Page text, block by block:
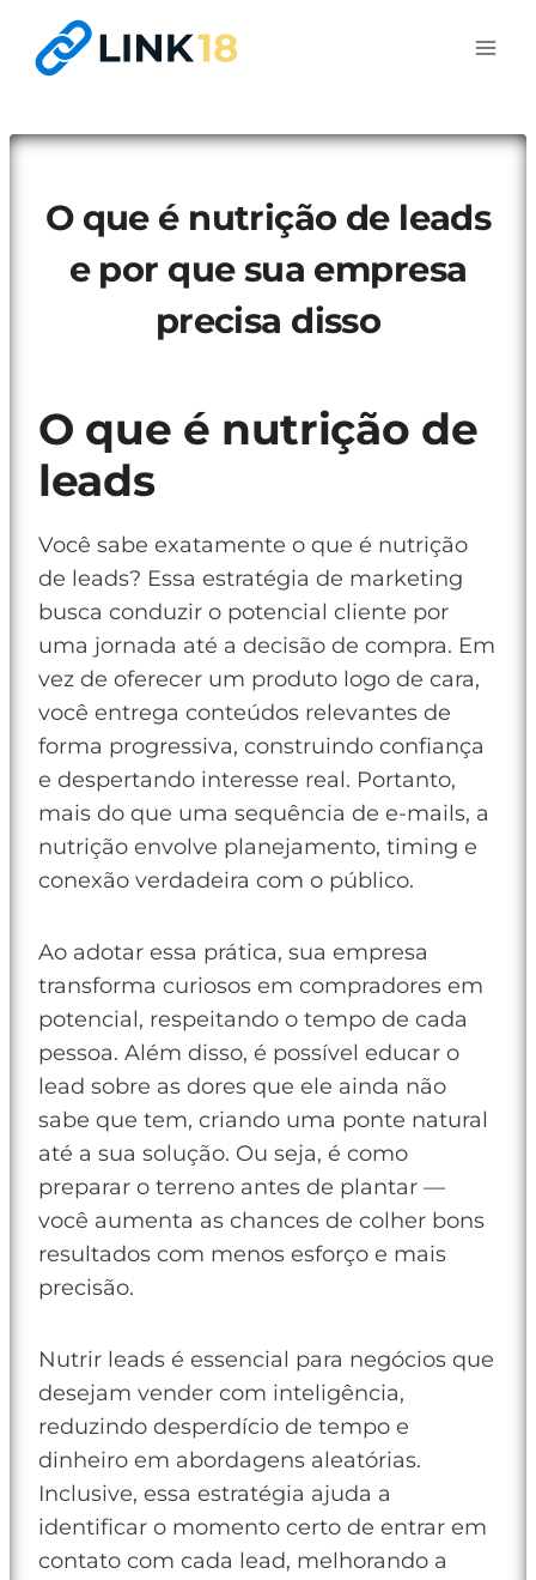
para
O que é nutrição de leads
e por que sua empresa
precisa disso
O que é nutrição de
leads
Você sabe exatamente o que é nutrição
de leads? Essa estratégia de marketing
busca conduzir o potencial cliente por
uma jornada até a decisão de compra. Em
vez de oferecer um produto logo de cara,
você entrega conteúdos relevantes de
forma progressiva, construindo confiança
e despertando interesse real. Portanto,
mais do que uma sequência de e-mails, a
nutrição envolve planejamento, timing e
conexão verdadeira com o público.
Ao adotar essa prática, sua empresa
transforma curiosos em compradores em
potencial, respeitando o tempo de cada
pessoa. Além disso, é possível educar o
lead sobre as dores que ele ainda não
sabe que tem, criando uma ponte natural
até a sua solução. Ou seja, é como
preparar o terreno antes de plantar —
você aumenta as chances de colher bons
resultados com menos esforço e mais
precisão.
Nutrir leads é essencial para negócios que
desejam vender com inteligência,
reduzindo desperdício de tempo e
dinheiro em abordagens aleatórias.
Inclusive, essa estratégia ajuda a
identificar o momento certo de entrar em
contato com cada lead, melhorando a